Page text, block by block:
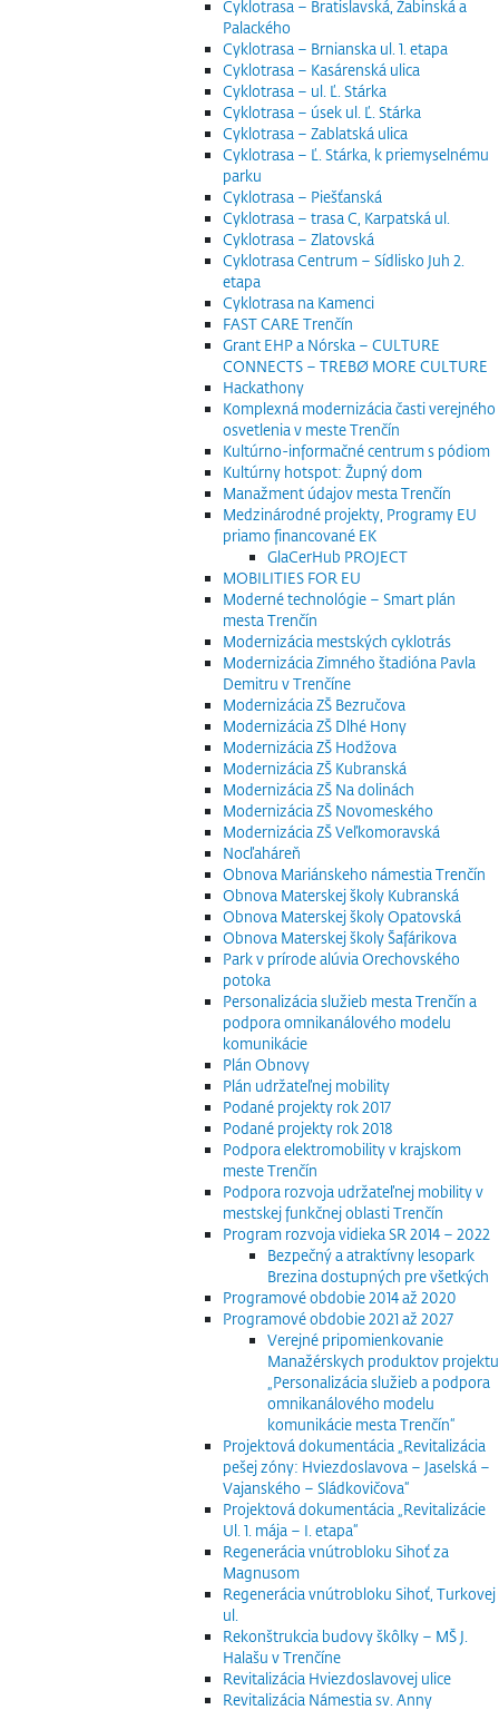
Cyklotrasa – Bratislavská, Žabinská a
Palackého
Cyklotrasa – Brnianska ul. 1. etapa
Cyklotrasa – Kasárenská ulica
Cyklotrasa – ul. Ľ. Stárka
Cyklotrasa – úsek ul. Ľ. Stárka
Cyklotrasa – Zablatská ulica
Cyklotrasa – Ľ. Stárka, k priemyselnému
parku
Cyklotrasa – Piešťanská
Cyklotrasa – trasa C, Karpatská ul.
Cyklotrasa – Zlatovská
Cyklotrasa Centrum – Sídlisko Juh 2.
etapa
Cyklotrasa na Kamenci
FAST CARE Trenčín
Grant EHP a Nórska – CULTURE
CONNECTS – TREBØ MORE CULTURE
Hackathony
Komplexná modernizácia časti verejného
osvetlenia v meste Trenčín
Kultúrno-informačné centrum s pódiom
Kultúrny hotspot: Župný dom
Manažment údajov mesta Trenčín
Medzinárodné projekty, Programy EU
priamo financované EK
GlaCerHub PROJECT
MOBILITIES FOR EU
Moderné technológie – Smart plán
mesta Trenčín
Modernizácia mestských cyklotrás
Modernizácia Zimného štadióna Pavla
Demitru v Trenčíne
Modernizácia ZŠ Bezručova
Modernizácia ZŠ Dlhé Hony
Modernizácia ZŠ Hodžova
Modernizácia ZŠ Kubranská
Modernizácia ZŠ Na dolinách
Modernizácia ZŠ Novomeského
Modernizácia ZŠ Veľkomoravská
Nocľaháreň
Obnova Mariánskeho námestia Trenčín
Obnova Materskej školy Kubranská
Obnova Materskej školy Opatovská
Obnova Materskej školy Šafárikova
Park v prírode alúvia Orechovského
potoka
Personalizácia služieb mesta Trenčín a
podpora omnikanálového modelu
komunikácie
Plán Obnovy
Plán udržateľnej mobility
Podané projekty rok 2017
Podané projekty rok 2018
Podpora elektromobility v krajskom
meste Trenčín
Podpora rozvoja udržateľnej mobility v
mestskej funkčnej oblasti Trenčín
Program rozvoja vidieka SR 2014 – 2022
Bezpečný a atraktívny lesopark
Brezina dostupných pre všetkých
Programové obdobie 2014 až 2020
Programové obdobie 2021 až 2027
Verejné pripomienkovanie
Manažérskych produktov projektu
„Personalizácia služieb a podpora
omnikanálového modelu
komunikácie mesta Trenčín“
Projektová dokumentácia „Revitalizácia
pešej zóny: Hviezdoslavova – Jaselská –
Vajanského – Sládkovičova“
Projektová dokumentácia „Revitalizácie
Ul. 1. mája – I. etapa“
Regenerácia vnútrobloku Sihoť za
Magnusom
Regenerácia vnútrobloku Sihoť, Turkovej
ul.
Rekonštrukcia budovy škôlky – MŠ J.
Halašu v Trenčíne
Revitalizácia Hviezdoslavovej ulice
Revitalizácia Námestia sv. Anny